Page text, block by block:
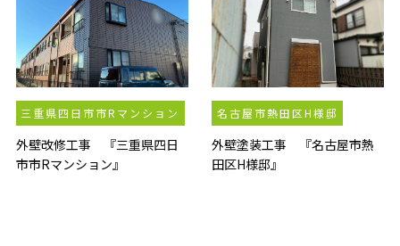
三重県四日市市Rマンション
外壁改修工事 『三重県四日
市市Rマンション』
名古屋市熱田区H様邸
外壁塗装工事 『名古屋市熱
田区H様邸』